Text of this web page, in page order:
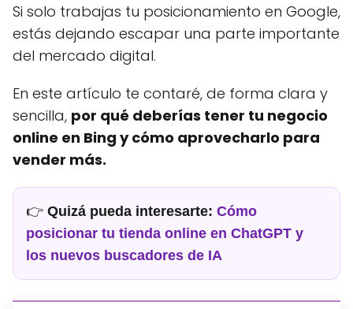
Si solo trabajas tu posicionamiento en Google,
estás dejando escapar una parte importante
del mercado digital.
En este artículo te contaré, de forma clara y
sencilla, por qué deberías tener tu negocio
online en Bing y cómo aprovecharlo para
vender más.
👉 Quizá pueda interesarte: Cómo
posicionar tu tienda online en ChatGPT y
los nuevos buscadores de IA